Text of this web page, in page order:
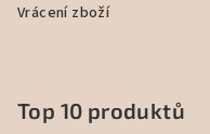
Vrácení zboží
Top 10 produktů